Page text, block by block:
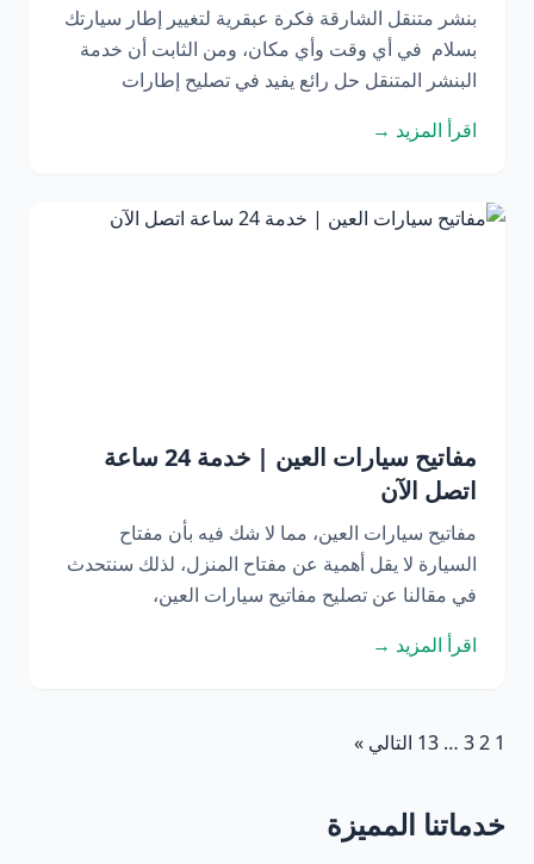
بنشر متنقل الشارقة فكرة عبقرية لتغيير إطار سيارتك
بسلام في أي وقت وأي مكان، ومن الثابت أن خدمة
البنشر المتنقل حل رائع يفيد في تصليح إطارات
اقرأ المزيد →
مفاتيح سيارات العين | خدمة 24 ساعة
اتصل الآن
مفاتيح سيارات العين، مما لا شك فيه بأن مفتاح
السيارة لا يقل أهمية عن مفتاح المنزل، لذلك سنتحدث
في مقالنا عن تصليح مفاتيح سيارات العين،
اقرأ المزيد →
1
2
3
…
13 التالي »
خدماتنا المميزة